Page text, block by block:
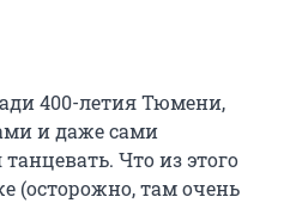
400-летия Тюмени,
и даже сами
Что из этого
(осторожно, там очень